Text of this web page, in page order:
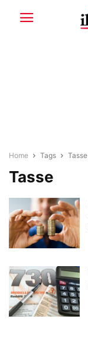
Home Tags Tasse
Tasse